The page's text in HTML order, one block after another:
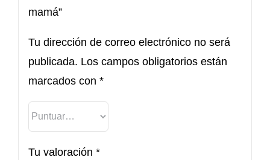
mamá”
Tu dirección de correo electrónico no será
publicada. Los campos obligatorios están
marcados con *
Tu valoración *